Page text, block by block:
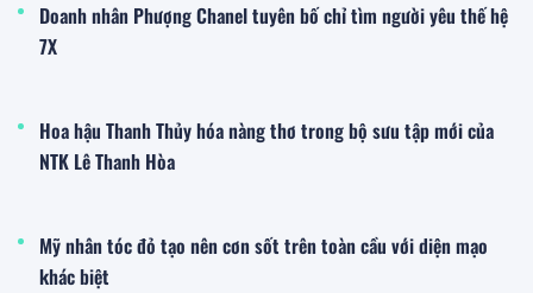
Doanh nhân Phượng Chanel tuyên bố chỉ tìm người yêu thế hệ
7X
Hoa hậu Thanh Thủy hóa nàng thơ trong bộ sưu tập mới của
NTK Lê Thanh Hòa
Mỹ nhân tóc đỏ tạo nên cơn sốt trên toàn cầu với diện mạo
khác biệt